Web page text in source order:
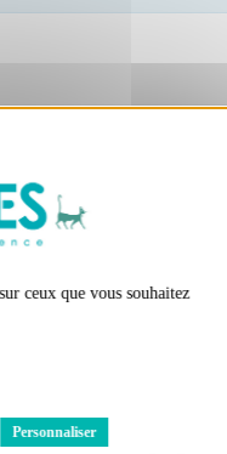
ceux que vous souhaitez
Personnaliser
sans oublier